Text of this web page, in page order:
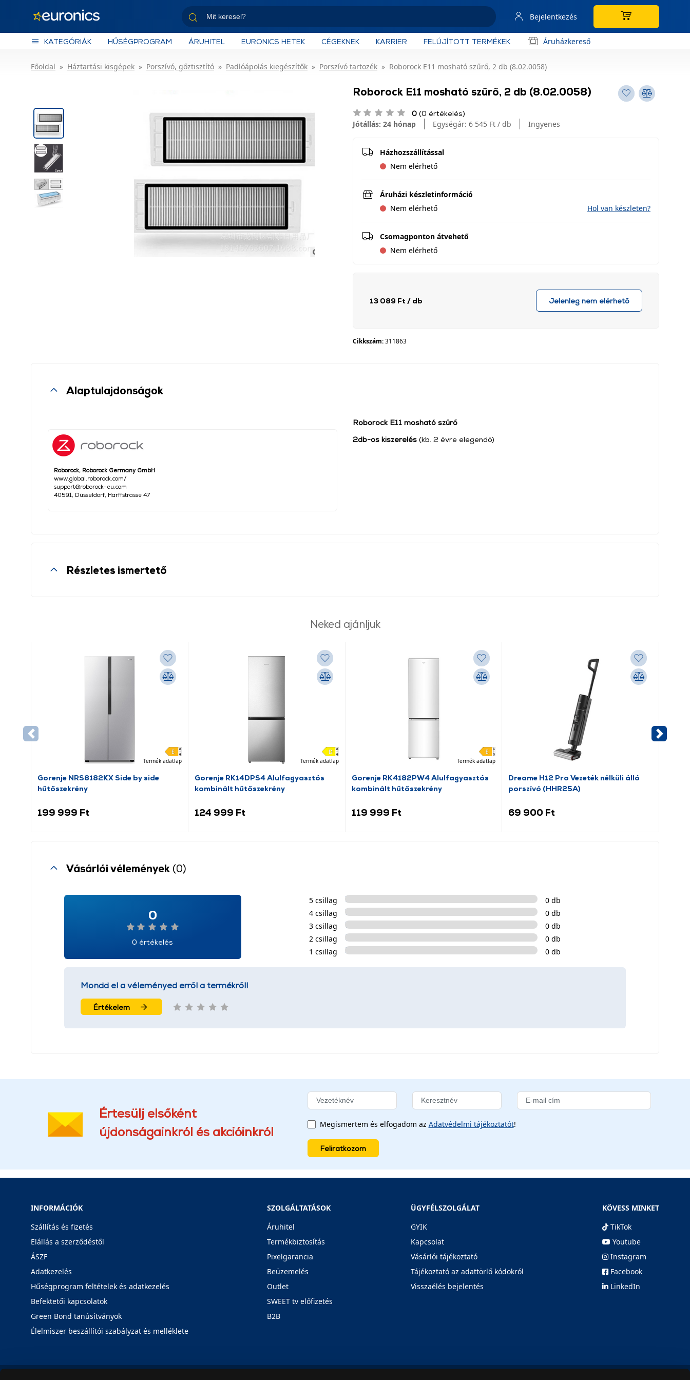
Bejelentkezés
KATEGÓRIÁK HŰSÉGPROGRAM ÁRUHITEL EURONICS HETEK CÉGEKNEK KARRIER FELÚJÍTOTT TERMÉKEK Áruházkereső
Főoldal Háztartási kisgépek Porszívó, gőztisztító Padlóápolás kiegészítők Porszívó tartozék Roborock E11 mosható szűrő, 2 db (8.02.0058)
Roborock E11 mosható szűrő, 2 db (8.02.0058)
0 (0 értékelés)
Jótállás: 24 hónap Egységár: 6 545 Ft / db Ingyenes
Házhozszállítással
Nem elérhető
Áruházi készletinformáció
Nem elérhető
Hol van készleten?
Csomagponton átvehető
Nem elérhető
13 089 Ft / db Jelenleg nem elérhető
Cikkszám:311863
Alaptulajdonságok
Roborock, Roborock Germany GmbH
www.global.roborock.com/
support@roborock-eu.com
40591, Düsseldorf, Harffstrasse 47
Roborock E11 mosható szűrő
2db-os kiszerelés (kb. 2 évre elegendő)
Részletes ismertető
Neked ajánljuk
Termék adatlap
Gorenje NRS8182KX Side by side
hűtőszekrény
199 999 Ft
Termék adatlap
Gorenje RK14DPS4 Alulfagyasztós
kombinált hűtőszekrény
124 999 Ft
Termék adatlap
Gorenje RK4182PW4 Alulfagyasztós
kombinált hűtőszekrény
119 999 Ft
Dreame H12 Pro Vezeték nélküli álló
porszívó (HHR25A)
69 900 Ft
Vásárlói vélemények (0)
0
0 értékelés
5 csillag
0 db
4 csillag
0 db
3 csillag
0 db
2 csillag
0 db
1 csillag
0 db
Mondd el a véleményed erről a termékről!
Értékelem
Értesülj elsőként
újdonságainkról és akcióinkról
Megismertem és elfogadom az Adatvédelmi tájékoztatót!
Feliratkozom
INFORMÁCIÓK
Szállítás és fizetés
Elállás a szerződéstől
ÁSZF
Adatkezelés
Hűségprogram feltételek és adatkezelés
Befektetői kapcsolatok
Green Bond tanúsítványok
Élelmiszer beszállítói szabályzat és melléklete
SZOLGÁLTATÁSOK
Áruhitel
Termékbiztosítás
Pixelgarancia
Beüzemelés
Outlet
SWEET tv előfizetés
B2B
ÜGYFÉLSZOLGÁLAT
GYIK
Kapcsolat
Vásárlói tájékoztató
Tájékoztató az adattörlő kódokról
Visszaélés bejelentés
KÖVESS MINKET
TikTok
Youtube
Instagram
Facebook
LinkedIn